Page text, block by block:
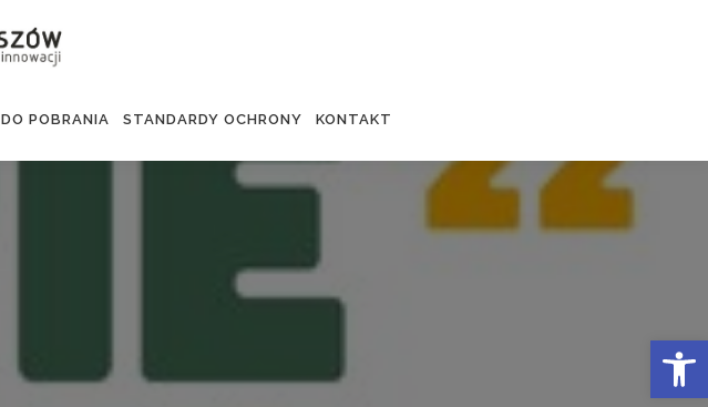
DO POBRANIA STANDARDY OCHRONY KONTAKT